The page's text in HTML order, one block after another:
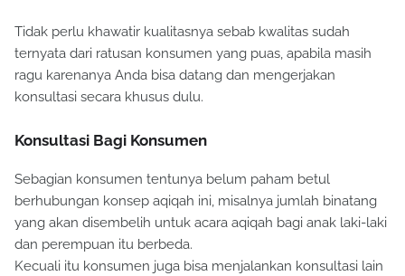
Tidak perlu khawatir kualitasnya sebab kwalitas sudah
ternyata dari ratusan konsumen yang puas, apabila masih
ragu karenanya Anda bisa datang dan mengerjakan
konsultasi secara khusus dulu.
Konsultasi Bagi Konsumen
Sebagian konsumen tentunya belum paham betul
berhubungan konsep aqiqah ini, misalnya jumlah binatang
yang akan disembelih untuk acara aqiqah bagi anak laki-laki
dan perempuan itu berbeda.
Kecuali itu konsumen juga bisa menjalankan konsultasi lain